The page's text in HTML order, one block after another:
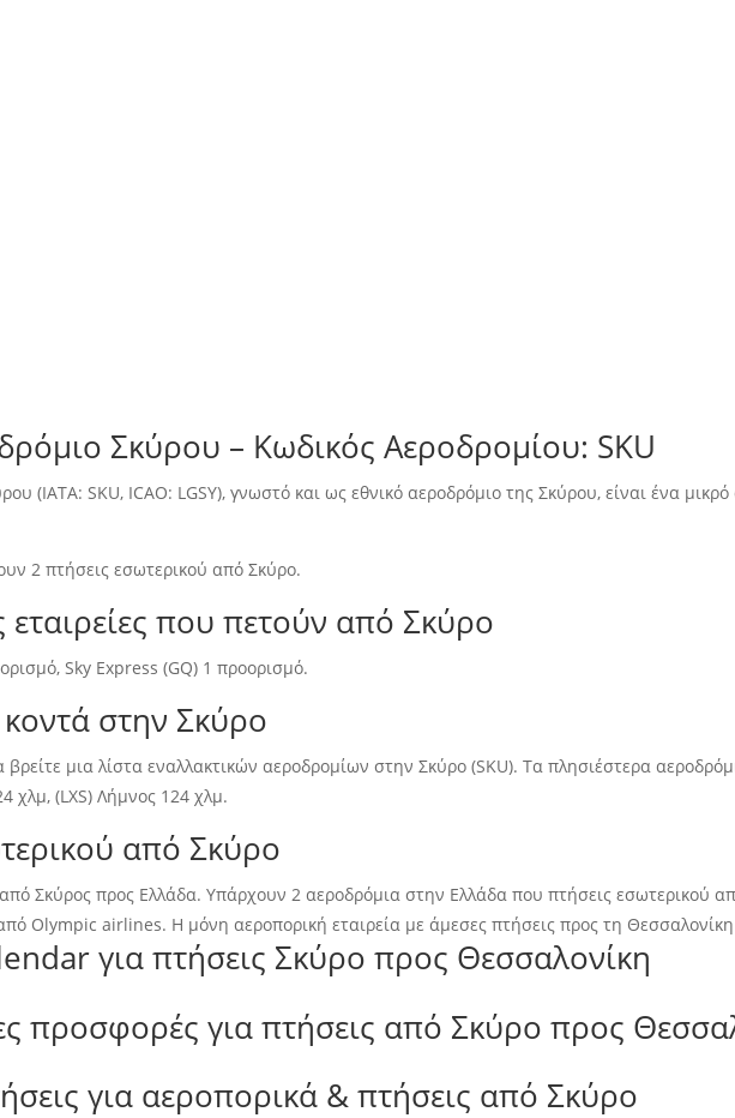
Σκύρου – Κωδικός Αεροδρομίου: SKU
(IATA: SKU, ICAO: LGSY), γνωστό και ως εθνικό αεροδρόμιο της Σκύρου, είναι ένα
2 πτήσεις εσωτερικού από Σκύρο.
εταιρείες που πετούν από Σκύρο
Sky Express (GQ) 1 προορισμό.
στην Σκύρο
μια λίστα εναλλακτικών αεροδρομίων στην Σκύρο (SKU). Τα πλησιέστερα
χλμ, (LXS) Λήμνος 124 χλμ.
από Σκύρο
από Σκύρος προς Ελλάδα. Υπάρχουν 2 αεροδρόμια στην Ελλάδα που πτήσεις εσωτερικού
Olympic airlines. Η μόνη αεροπορική εταιρεία με άμεσες πτήσεις προς τη Θεσσαλονίκη
για πτήσεις Σκύρο προς Θεσσαλονίκη
προσφορές για πτήσεις από Σκύρο προς
για αεροπορικά & πτήσεις από Σκύρο